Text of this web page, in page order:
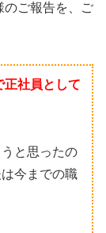
のご報告を、ご
正社員として
と思ったの
今までの職